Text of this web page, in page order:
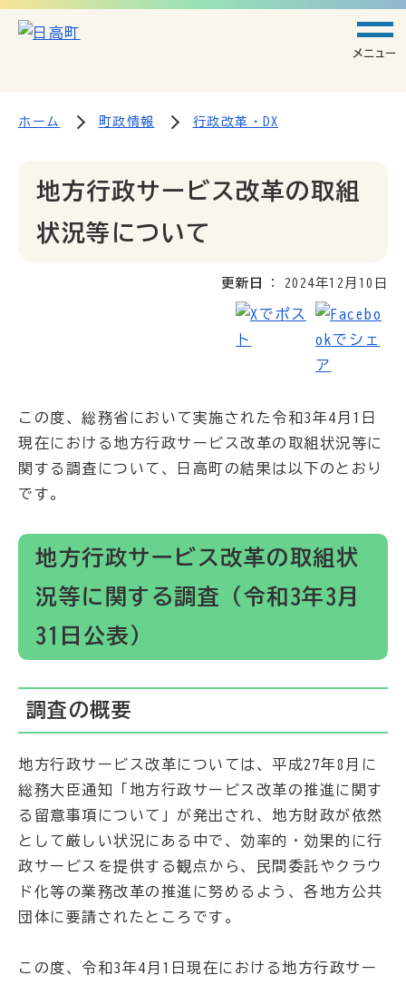
メニュー
ホーム 町政情報 行政改革・DX
地方行政サービス改革の取組
状況等について
更新日 2024年12月10日
この度、総務省において実施された令和3年4月1日
現在における地方行政サービス改革の取組状況等に
関する調査について、日高町の結果は以下のとおり
です。
地方行政サービス改革の取組状
況等に関する調査（令和3年3月
31日公表）
調査の概要
地方行政サービス改革については、平成27年8月に
総務大臣通知「地方行政サービス改革の推進に関す
る留意事項について」が発出され、地方財政が依然
として厳しい状況にある中で、効率的・効果的に行
政サービスを提供する観点から、民間委託やクラウ
ド化等の業務改革の推進に努めるよう、各地方公共
団体に要請されたところです。
この度、令和3年4月1日現在における地方行政サー